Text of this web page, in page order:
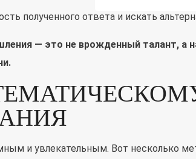
полученного ответа и искать
— это не врожденный талант, а
и увлекательным. Вот несколько